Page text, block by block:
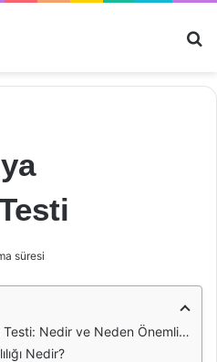
süresi
Nedir ve Neden Önemlidir?
Nedir?